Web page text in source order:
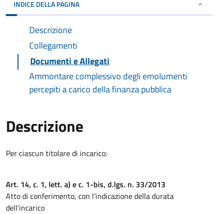
INDICE DELLA PAGINA
Descrizione
Collegamenti
Documenti e Allegati
Ammontare complessivo degli emolumenti
percepiti a carico della finanza pubblica
Descrizione
Per ciascun titolare di incarico:
Art. 14, c. 1, lett. a) e c. 1-bis, d.lgs. n. 33/2013
Atto di conferimento, con l'indicazione della durata
dell'incarico